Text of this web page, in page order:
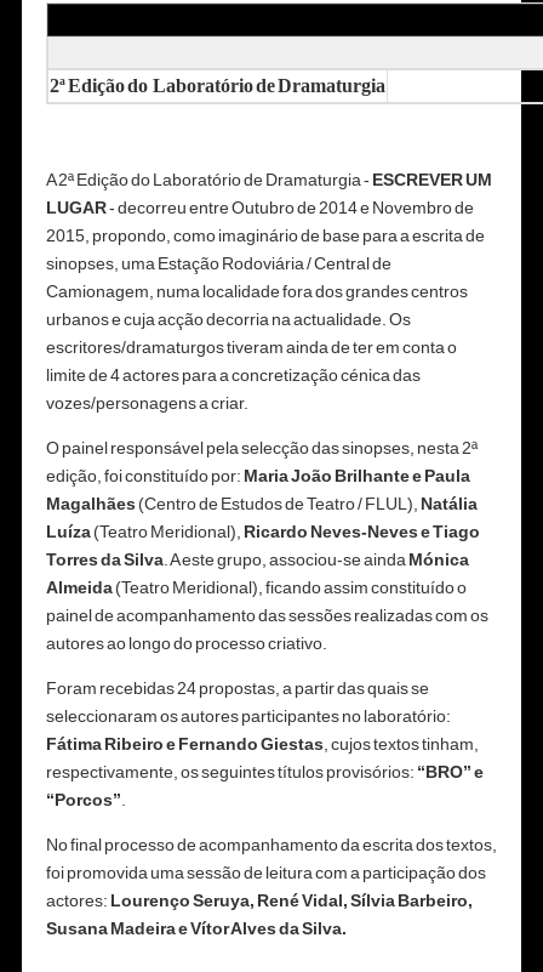
2ª Edição do Laboratório de Dramaturgia
A 2ª Edição do Laboratório de Dramaturgia - ESCREVER UM
LUGAR- decorreu entre Outubro de 2014 e Novembro de
2015, propondo, como imaginário de base para a escrita de
sinopses, uma Estação Rodoviária / Central de
Camionagem, numa localidade fora dos grandes centros
urbanos e cuja acção decorria na actualidade. Os
escritores/dramaturgos tiveram ainda de ter em conta o
limite de 4 actores para a concretização cénica das
vozes/personagens a criar.
O painel responsável pela selecção das sinopses, nesta 2ª
edição, foi constituído por: Maria João Brilhante e Paula
Magalhães (Centro de Estudos de Teatro / FLUL), Natália
Luíza(Teatro Meridional), Ricardo Neves-Neves e Tiago
Torres da Silva . A este grupo, associou-se ainda Mónica
Almeida(Teatro Meridional), ficando assim constituído o
painel de acompanhamento das sessões realizadas com os
autores ao longo do processo criativo.
Foram recebidas 24 propostas, a partir das quais se
seleccionaram os autores participantes no laboratório:
Fátima Ribeiro e Fernando Giestas , cujos textos tinham,
respectivamente, os seguintes títulos provisórios: “BRO” e
“Porcos”
No final processo de acompanhamento da escrita dos textos,
foi promovida uma sessão de leitura com a participação dos
actores: Lourenço Seruya, René Vidal, Sílvia Barbeiro,
Susana Madeira e Vítor Alves da Silva.